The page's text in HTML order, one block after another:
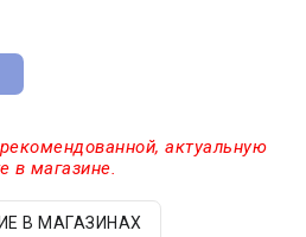
актуальную
в магазине.
В МАГАЗИНАХ